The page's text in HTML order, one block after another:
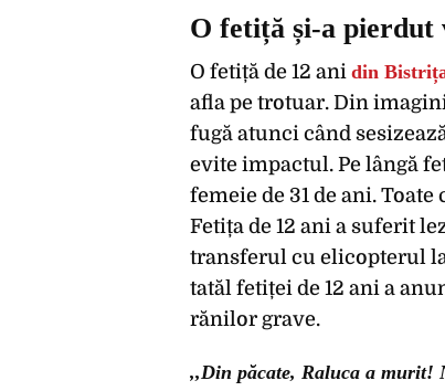
O fetiță și-a
O fetiță de 12 ani din
afla pe trotuar. Din
fugă atunci când
evite impactul. Pe lângă
femeie de 31 de ani.
Fetița de 12 ani a suferit
transferul cu elicopterul
tatăl fetiței de 12 ani a
rănilor grave.
,,Din păcate, Raluca a murit!